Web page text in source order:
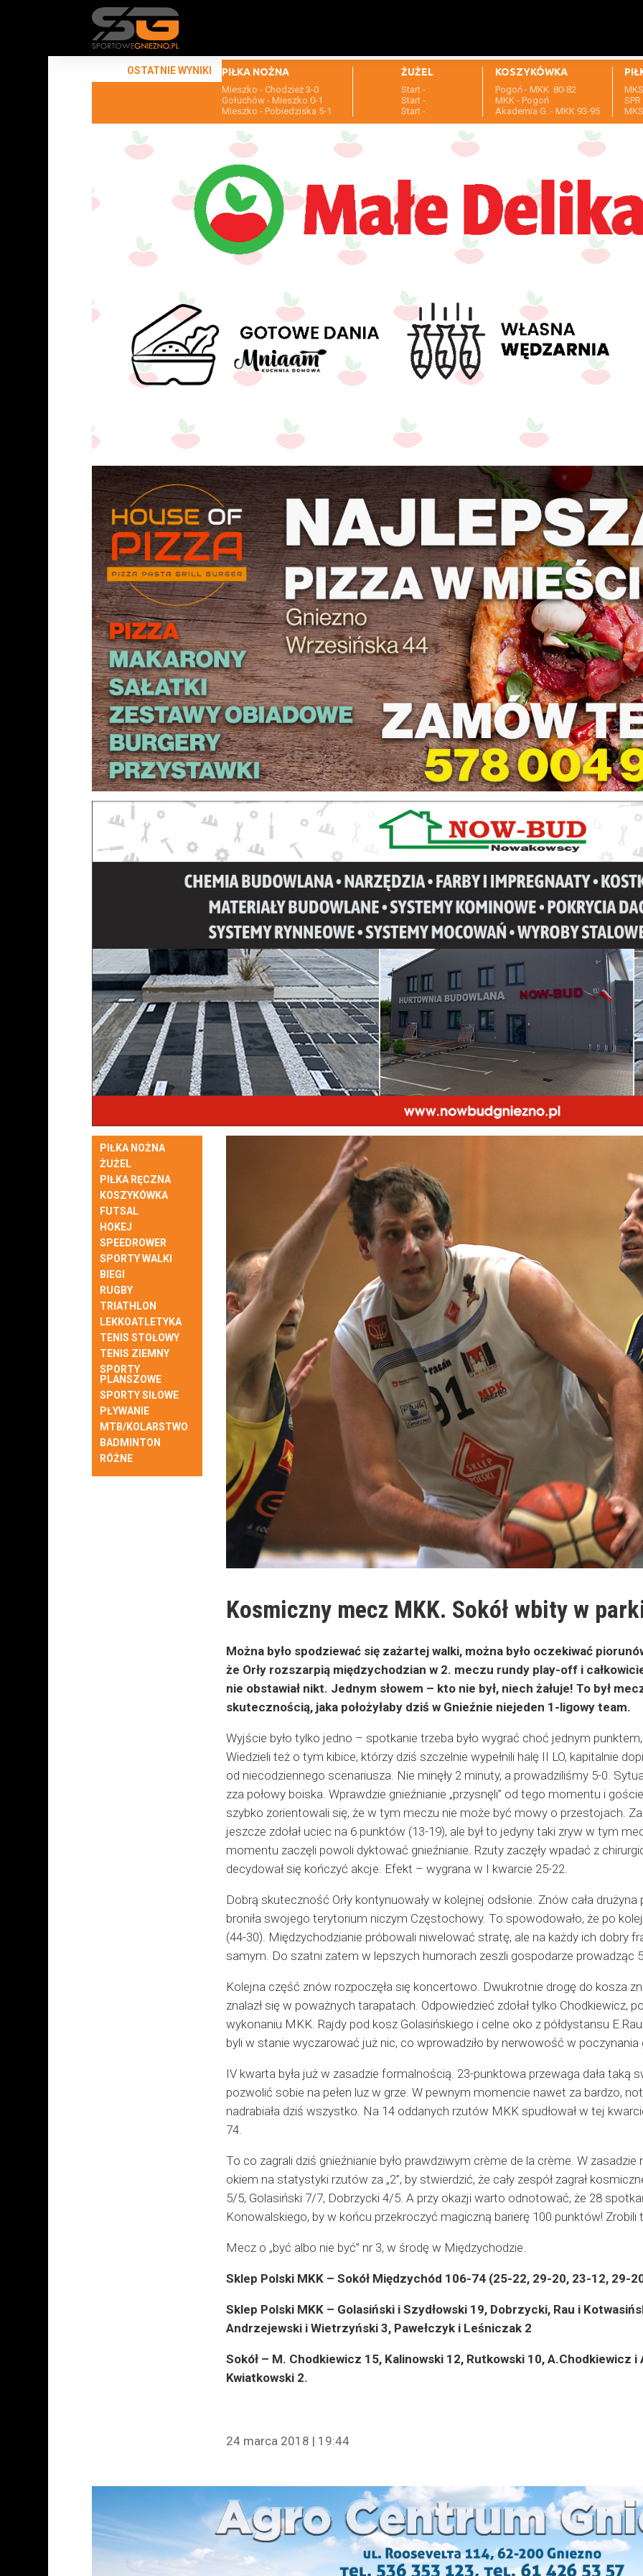
OSTATNIE WYNIKI PIŁKA NOŻNA
Mieszko - Chodzież 3-0
Gołuchów - Mieszko 0-1
Mieszko - Pobiedziska 5-1
ŻUŻEL
Start -
Start -
Start -
KOSZYKÓWKA
Pogoń - MKK 80-82
MKK - Pogoń
Akademia G. - MKK 93-95
PIŁKA NOŻNA
ŻUŻEL
PIŁKA RĘCZNA
KOSZYKÓWKA
FUTSAL
HOKEJ
SPEEDROWER
SPORTY WALKI
BIEGI
RUGBY
TRIATHLON
LEKKOATLETYKA
TENIS STOŁOWY
TENIS ZIEMNY
SPORTY
PLANSZOWE
SPORTY SIŁOWE
PŁYWANIE
MTB/KOLARSTWO
BADMINTON
RÓŻNE
Kosmiczny mecz MKK. Sokół wbity w
Można było spodziewać się zażartej walki, można było oczekiwać
że Orły rozszarpią międzychodzian w 2. meczu rundy play-off i
nie obstawiał nikt. Jednym słowem – kto nie był, niech żałuje! To był
skutecznością, jaka położyłaby dziś w Gnieźnie niejeden 1-ligowy team.
Wyjście było tylko jedno – spotkanie trzeba było wygrać choć jednym
Wiedzieli też o tym kibice, którzy dziś szczelnie wypełnili halę II LO, kapitalnie
od niecodziennego scenariusza. Nie minęły 2 minuty, a prowadziliśmy 5-0.
zza połowy boiska. Wprawdzie gnieźnianie „przysnęli” od tego momentu i
szybko zorientowali się, że w tym meczu nie może być mowy o przestojach.
jeszcze zdołał uciec na 6 punktów (13-19), ale był to jedyny taki zryw w tym
momentu zaczęli powoli dyktować gnieźnianie. Rzuty zaczęły wpadać z
decydował się kończyć akcje. Efekt – wygrana w I kwarcie 25-22.
Dobrą skuteczność Orły kontynuowały w kolejnej odsłonie. Znów cała
broniła swojego terytorium niczym Częstochowy. To spowodowało, że po
(44-30). Międzychodzianie próbowali niwelować stratę, ale na każdy ich dobry
samym. Do szatni zatem w lepszych humorach zeszli gospodarze prowadząc
Kolejna część znów rozpoczęła się koncertowo. Dwukrotnie drogę do kosza
znalazł się w poważnych tarapatach. Odpowiedzieć zdołał tylko Chodkiewicz,
wykonaniu MKK. Rajdy pod kosz Golasińskiego i celne oko z półdystansu
byli w stanie wyczarować już nic, co wprowadziło by nerwowość w poczynania
IV kwarta była już w zasadzie formalnością. 23-punktowa przewaga dała taką
pozwolić sobie na pełen luz w grze. W pewnym momencie nawet za bardzo,
nadrabiała dziś wszystko. Na 14 oddanych rzutów MKK spudłował w tej
74.
To co zagrali dziś gnieźnianie było prawdziwym crème de la crème. W
okiem na statystyki rzutów za „2”, by stwierdzić, że cały zespół zagrał
5/5, Golasiński 7/7, Dobrzycki 4/5. A przy okazji warto odnotować, że 28
Konowalskiego, by w końcu przekroczyć magiczną barierę 100 punktów!
Mecz o „być albo nie być” nr 3, w środę w Międzychodzie.
Sklep Polski MKK – Sokół Międzychód 106-74 (25-22, 29-20, 23-12, 29-
Sklep Polski MKK – Golasiński i Szydłowski 19, Dobrzycki, Rau i
Andrzejewski i Wietrzyński 3, Pawełczyk i Leśniczak 2
Sokół – M. Chodkiewicz 15, Kalinowski 12, Rutkowski 10, A.Chodkiewicz i
Kwiatkowski 2.
24 marca 2018 | 19:44